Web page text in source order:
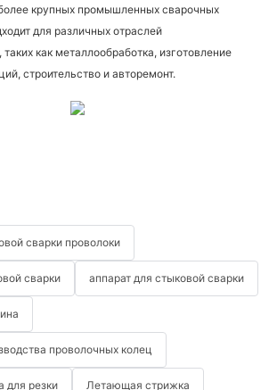
крупных промышленных сварочных
для различных отраслей
как металлообработка, изготовление
строительство и авторемонт.
сварки проволоки
сварки аппарат для стыковой сварки
проволочных колец
резки Летающая стрижка